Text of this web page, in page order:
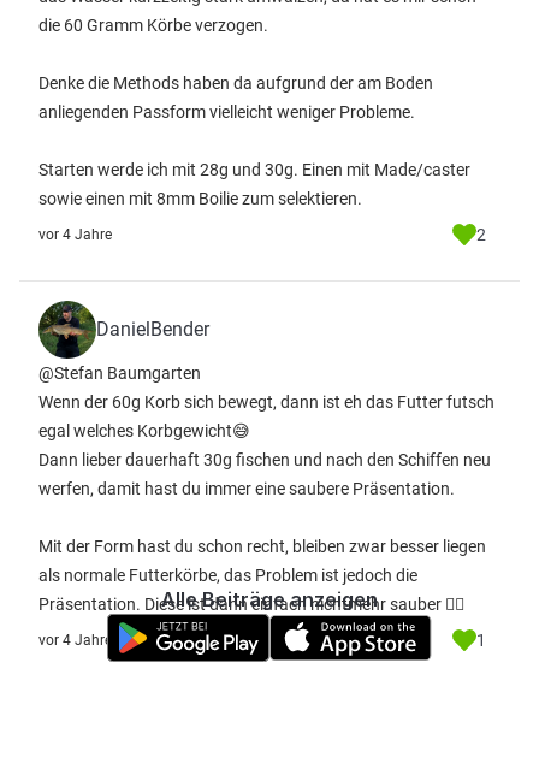
die 60 Gramm Körbe verzogen.
Denke die Methods haben da aufgrund der am Boden
anliegenden Passform vielleicht weniger Probleme.
Starten werde ich mit 28g und 30g. Einen mit Made/caster
sowie einen mit 8mm Boilie zum selektieren.
vor 4 Jahre 2
DanielBender
@Stefan Baumgarten
Wenn der 60g Korb sich bewegt, dann ist eh das Futter futsch
egal welches Korbgewicht😅
Dann lieber dauerhaft 30g fischen und nach den Schiffen neu
werfen, damit hast du immer eine saubere Präsentation.
Mit der Form hast du schon recht, bleiben zwar besser liegen
als normale Futterkörbe, das Problem ist jedoch die
Präsentation. Diese ist dann einfach nichtmehr sauber 👍🏻
vor 4 Jahre 1
Alle Beiträge anzeigen